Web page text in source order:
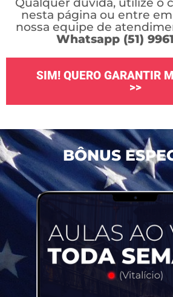
nesta página ou entre
nossa equipe de
Whatsapp (51)
SIM! QUERO GARANTIR
>>
BÔNUS